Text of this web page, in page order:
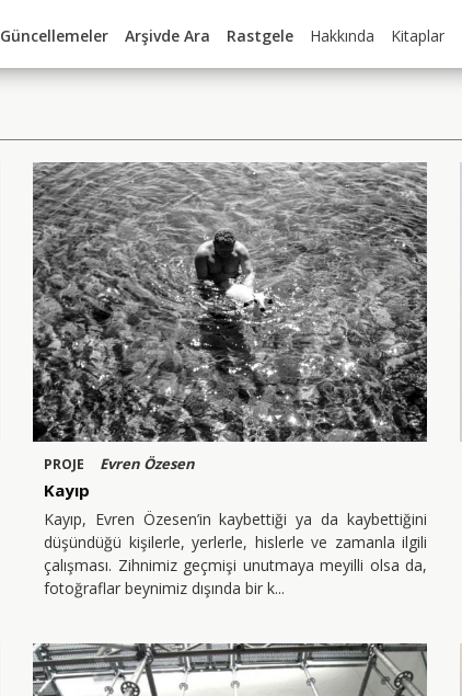
Güncellemeler Arşivde Ara Rastgele Hakkında Kitaplar
PROJE Evren Özesen
Kayıp
Kayıp, Evren Özesen’in kaybettiği ya da kaybettiğini
düşündüğü kişilerle, yerlerle, hislerle ve zamanla ilgili
çalışması. Zihnimiz geçmişi unutmaya meyilli olsa da,
fotoğraflar beynimiz dışında bir k